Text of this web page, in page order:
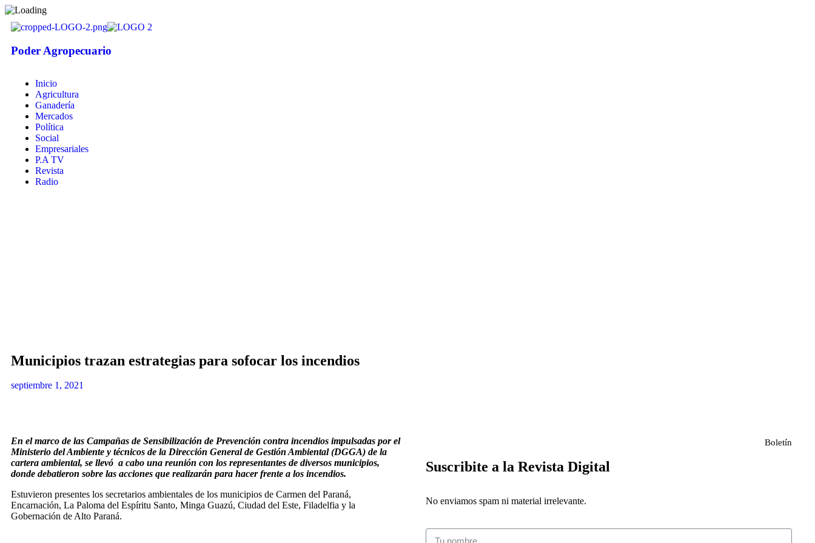
Poder Agropecuario
Inicio
Agricultura
Ganadería
Mercados
Política
Social
Empresariales
P.A TV
Revista
Radio
Municipios trazan estrategias para sofocar los incendios
septiembre 1, 2021
En el marco de las Campañas de Sensibilización de Prevención contra incendios impulsadas por el
Ministerio del Ambiente y técnicos de la Dirección General de Gestión Ambiental (DGGA) de la
cartera ambiental, se llevó a cabo una reunión con los representantes de diversos municipios,
donde debatieron sobre las acciones que realizarán para hacer frente a los incendios.
Estuvieron presentes los secretarios ambientales de los municipios de Carmen del Paraná,
Encarnación, La Paloma del Espíritu Santo, Minga Guazú, Ciudad del Este, Filadelfia y la
Gobernación de Alto Paraná.
Boletín
Suscribite a la Revista Digital
No enviamos spam ni material irrelevante.